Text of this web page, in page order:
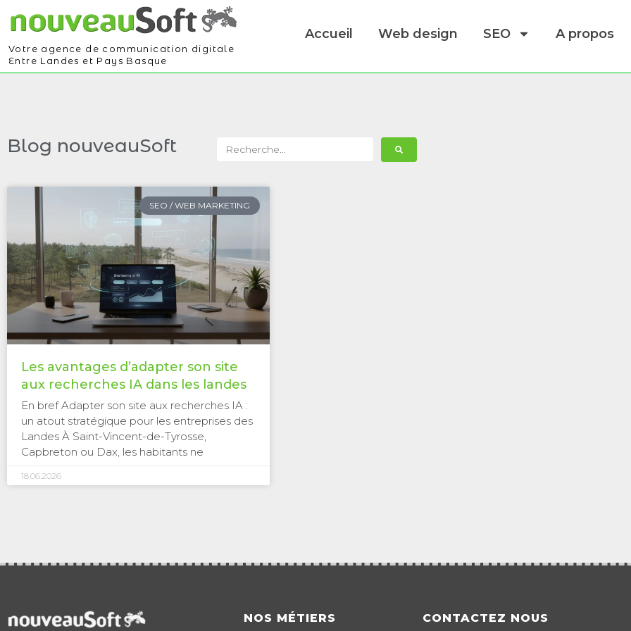
Votre agence de communication digitale
Entre Landes et Pays Basque
Accueil Web design SEO A propos
Blog nouveauSoft
SEO / WEB MARKETING
Les avantages d’adapter son site
aux recherches IA dans les landes
En bref Adapter son site aux recherches IA :
un atout stratégique pour les entreprises des
Landes À Saint-Vincent-de-Tyrosse,
Capbreton ou Dax, les habitants ne
18.06.2026
NOS MÉTIERS CONTACTEZ NOUS